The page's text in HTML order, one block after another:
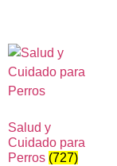
Salud y
Cuidado para
Perros (727)